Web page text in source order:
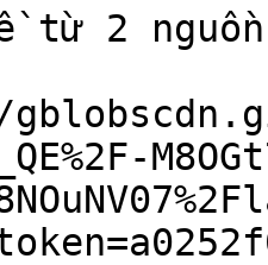
từ 2 nguồn